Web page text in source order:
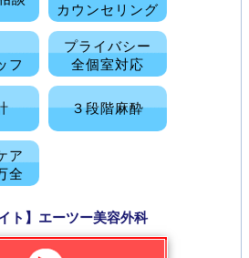
カウンセリング
フ
プライバシー
全個室対応
３段階麻酔
ア
全
ト】エーツー美容外科